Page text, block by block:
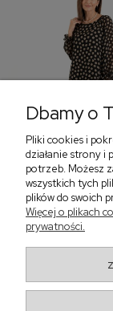
Sukienka z
bufiastym
405,30
‹
Dbamy o
Pliki cookies i
działanie strony i
potrzeb. Możesz
wszystkich tych
plików do swoich
Więcej o plikach
prywatności.